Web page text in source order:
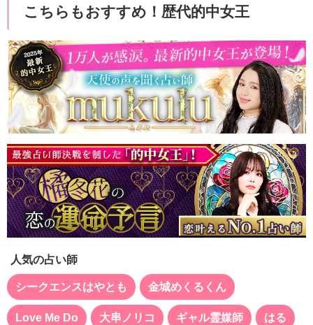
こちらもおすすめ！歴代的中女王
人気の占い師
シークエンスはやとも 金城めくるくん
Love Me Do 大串ノリコ ギャル霊媒師 はる